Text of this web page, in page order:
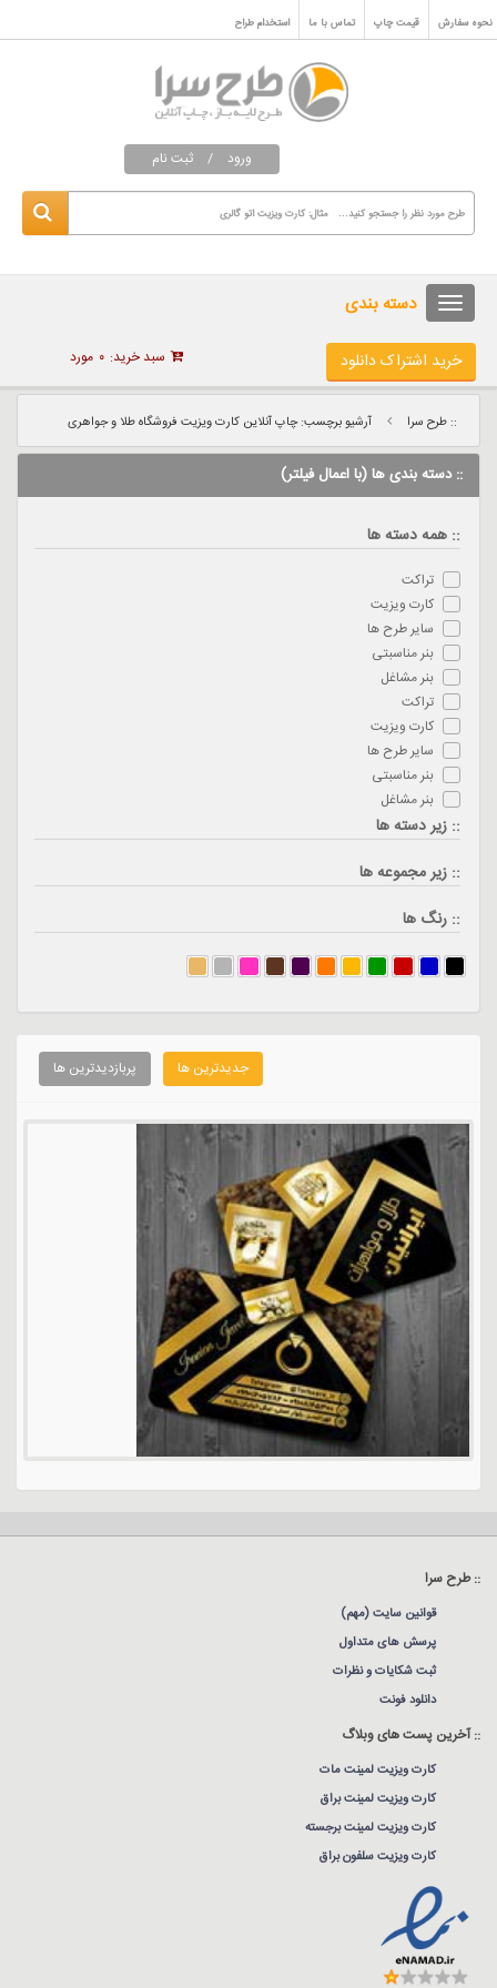
نحوه سفارش قیمت چاپ تماس با ما استخدام طراح
ورود / ثبت نام
دسته بندی
خرید اشتراک دانلود سبد خرید: ۰ مورد
:: طرح سرا آرشیو برچسب: چاپ آنلاین کارت ویزیت فروشگاه طلا و جواهری
:: دسته بندی ها (با اعمال فیلتر)
:: همه دسته ها
تراکت
کارت ویزیت
سایر طرح ها
بنر مناسبتی
بنر مشاغل
تراکت
کارت ویزیت
سایر طرح ها
بنر مناسبتی
بنر مشاغل
:: زیر دسته ها
:: زیر مجموعه ها
:: رنگ ها
جدیدترین ها پربازدیدترین ها
:: طرح سرا
قوانین سایت (مهم)
پرسش های متداول
ثبت شکایات و نظرات
دانلود فونت
:: آخرین پست های وبلاگ
کارت ویزیت لمینت مات
کارت ویزیت لمینت براق
کارت ویزیت لمینت برجسته
کارت ویزیت سلفون براق